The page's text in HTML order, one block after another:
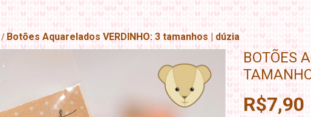
/ Botões Aquarelados VERDINHO: 3 tamanhos | dúzia
BOTÕES
R$7,90